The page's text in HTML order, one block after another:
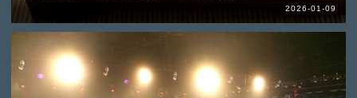
2026-01-09